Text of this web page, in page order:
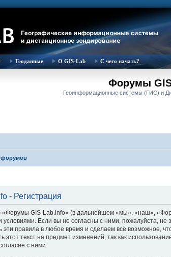
Геоданные О GIS-Lab С чего начать?
Форумы
Геоинформационные системы (ГИС) и
форумов
- Регистрация
GIS-Lab.info» (в дальнейшем «мы», «наш»,
условиями. Если вы не согласны с ними, пожалуйста,
эти правила в любое время и сделаем всё возможное,
этот текст на предмет изменений, так как
с ними.